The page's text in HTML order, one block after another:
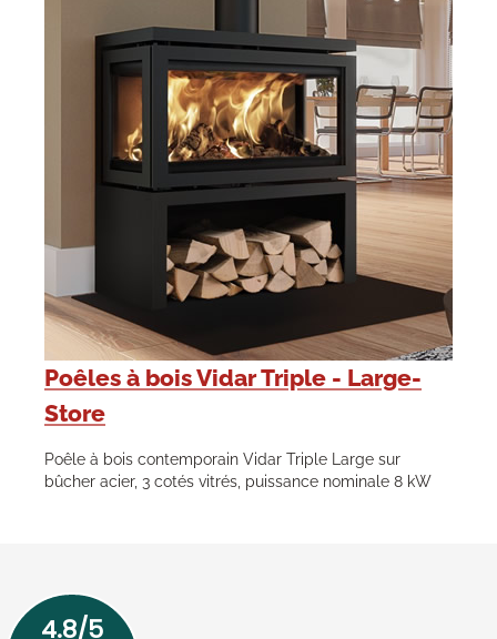
Poêles à bois Vidar Triple - Large-
Store
Poêle à bois contemporain Vidar Triple Large sur
bûcher acier, 3 cotés vitrés, puissance nominale 8 kW